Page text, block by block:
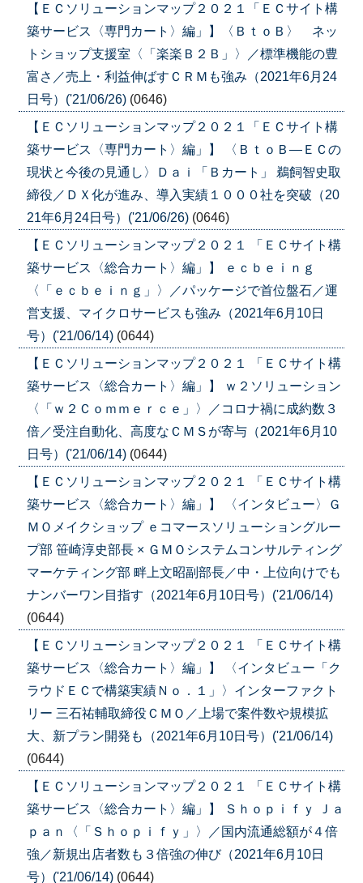
【ＥＣソリューションマップ２０２１「ＥＣサイト構
築サービス〈専門カート〉編」】〈ＢｔｏＢ〉 ネッ
トショップ支援室〈「楽楽Ｂ２Ｂ」〉／標準機能の豊
富さ／売上・利益伸ばすＣＲＭも強み（2021年6月24
日号）('21/06/26) (0646)
【ＥＣソリューションマップ２０２１「ＥＣサイト構
築サービス〈専門カート〉編」】 〈ＢｔｏＢ―ＥＣの
現状と今後の見通し〉Ｄａｉ「Ｂカート」 鵜飼智史取
締役／ＤＸ化が進み、導入実績１０００社を突破（20
21年6月24日号）('21/06/26) (0646)
【ＥＣソリューションマップ２０２１ 「ＥＣサイト構
築サービス〈総合カート〉編」】 ｅｃｂｅｉｎｇ
〈「ｅｃｂｅｉｎｇ」〉／パッケージで首位盤石／運
営支援、マイクロサービスも強み（2021年6月10日
号）('21/06/14) (0644)
【ＥＣソリューションマップ２０２１ 「ＥＣサイト構
築サービス〈総合カート〉編」】 ｗ２ソリューション
〈「ｗ２Ｃｏｍｍｅｒｃｅ」〉／コロナ禍に成約数３
倍／受注自動化、高度なＣＭＳが寄与（2021年6月10
日号）('21/06/14) (0644)
【ＥＣソリューションマップ２０２１ 「ＥＣサイト構
築サービス〈総合カート〉編」】 〈インタビュー〉Ｇ
ＭＯメイクショップ ｅコマースソリューショングルー
プ部 笹崎淳史部長 × ＧＭＯシステムコンサルティング
マーケティング部 畔上文昭副部長／中・上位向けでも
ナンバーワン目指す（2021年6月10日号）('21/06/14)
(0644)
【ＥＣソリューションマップ２０２１ 「ＥＣサイト構
築サービス〈総合カート〉編」】 〈インタビュー「ク
ラウドＥＣで構築実績Ｎｏ．１」〉インターファクト
リー 三石祐輔取締役ＣＭＯ／上場で案件数や規模拡
大、新プラン開発も（2021年6月10日号）('21/06/14)
(0644)
【ＥＣソリューションマップ２０２１ 「ＥＣサイト構
築サービス〈総合カート〉編」】 Ｓｈｏｐｉｆｙ Ｊａ
ｐａｎ〈「Ｓｈｏｐｉｆｙ」〉／国内流通総額が４倍
強／新規出店者数も３倍強の伸び（2021年6月10日
号）('21/06/14) (0644)